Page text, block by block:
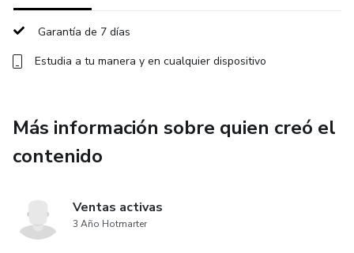
Garantía de 7 días
Estudia a tu manera y en cualquier dispositivo
Más información sobre quien creó el
contenido
Ventas activas
3 Año Hotmarter